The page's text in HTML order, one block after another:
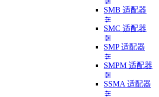
SMB 适配器
SMC 适配器
SMP 适配器
SMPM 适配器
SSMA 适配器